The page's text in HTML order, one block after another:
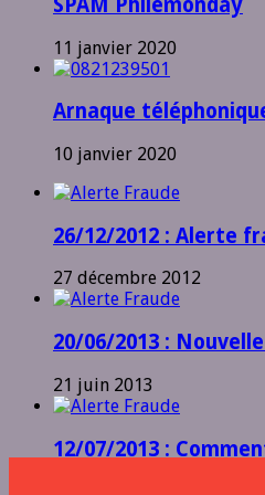
SPAM Philemonday
11 janvier 2020
Arnaque
10 janvier 2020
26/12/2012 : Alerte
27 décembre 2012
20/06/2013 :
21 juin 2013
12/07/2013 :